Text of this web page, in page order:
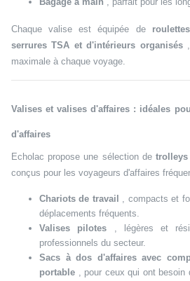
Chaque valise est équipée de
serrures TSA et d'intérieurs organisés,
maximale à chaque voyage.
Valises et valises d'affaires : idéales
d'affaires
Echolac propose une sélection de trolleys
conçus pour les voyageurs d'affaires
Chariots de travail
, compacts et
déplacements fréquents.
Valises pilotes , légères et
professionnels du secteur.
Sacs à dos d'affaires avec
portable , pour ceux qui ont besoin